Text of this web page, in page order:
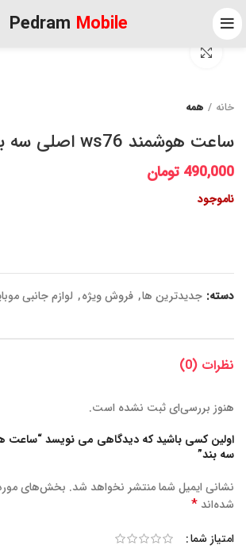
Pedram Mobile
خانه همه
ساعت هوشمند ws76 اصلی سه بند
490,000 تومان
ناموجود
دسته: جدیدترین ها, فروش ویژه, لوازم جانبی
نظرات (0)
هنوز بررسی‌ای ثبت نشده است.
سه بند”
نشانی ایمیل شما منتشر نخواهد شد. بخش‌های
شده‌اند *
امتیاز شما